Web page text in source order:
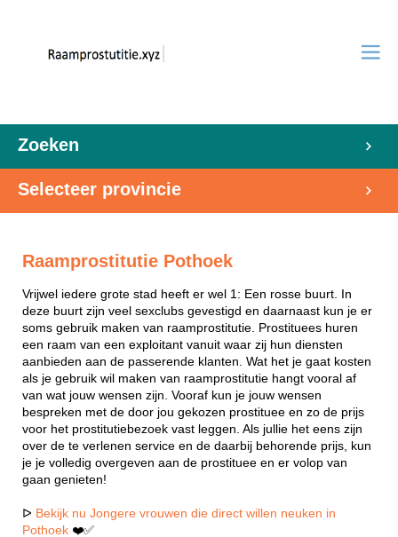
Zoeken
Selecteer provincie
Raamprostitutie Pothoek
Vrijwel iedere grote stad heeft er wel 1: Een rosse buurt. In
deze buurt zijn veel sexclubs gevestigd en daarnaast kun je er
soms gebruik maken van raamprostitutie. Prostituees huren
een raam van een exploitant vanuit waar zij hun diensten
aanbieden aan de passerende klanten. Wat het je gaat kosten
als je gebruik wil maken van raamprostitutie hangt vooral af
van wat jouw wensen zijn. Vooraf kun je jouw wensen
bespreken met de door jou gekozen prostituee en zo de prijs
voor het prostitutiebezoek vast leggen. Als jullie het eens zijn
over de te verlenen service en de daarbij behorende prijs, kun
je je volledig overgeven aan de prostituee en er volop van
gaan genieten!
ᐅ Bekijk nu Jongere vrouwen die direct willen neuken in
Pothoek ❤️✅